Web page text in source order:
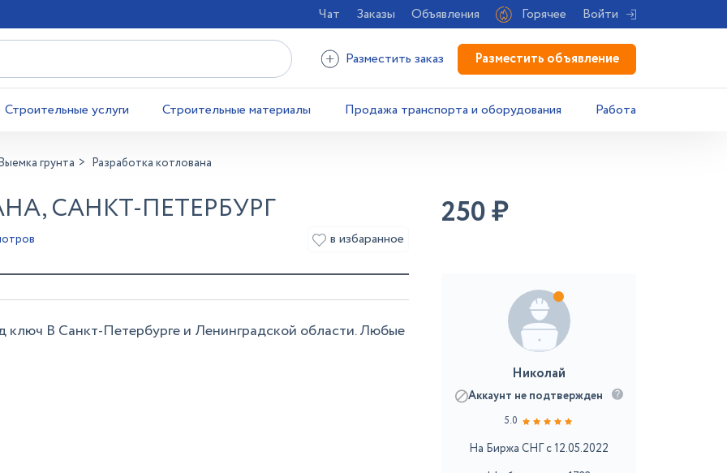
Чат Заказы Объявления Горячее Войти
Разместить заказ Разместить объявление
Строительные услуги Строительные материалы Продажа транспорта и оборудования Работа
грунта Разработка котлована
САНКТ-ПЕТЕРБУРГ
в избаранное
250₽
ключ В Санкт-Петербурге и Ленинградской области. Любые
Николай
Аккаунт не подтвержден
5.0
На Биржа СНГ с 12.05.2022